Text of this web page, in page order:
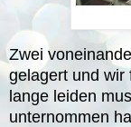
Zwei
gelagert und wir
lange leiden
unternommen